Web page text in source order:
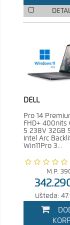
DELL
Pro 14
FHD+ 400nits
5 238V 32GB
Intel Arc
Win11Pro 3...
M.P.
Ušteda: